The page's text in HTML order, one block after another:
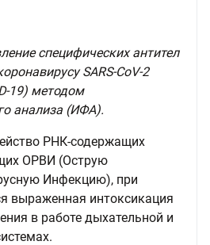
специфических антител
SARS-CoV-2
19) методом
анализа (ИФА).
РНК-содержащих
ОРВИ (Острую
Инфекцию), при
выраженная интоксикация
в работе дыхательной и